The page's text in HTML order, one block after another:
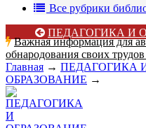
Все рубрики
ПЕДАГОГИКА И
Важная информация для
обнародования своих
Главная → ПЕДАГОГИКА
ОБРАЗОВАНИЕ →